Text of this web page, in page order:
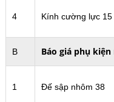
4 Kính cường lực 15
B Báo giá phụ
1 Đế sập nhôm 38